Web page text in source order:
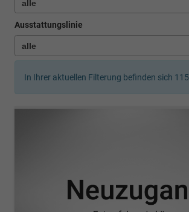
Ausstattungslinie
In Ihrer aktuellen Filterung befinden sich 115